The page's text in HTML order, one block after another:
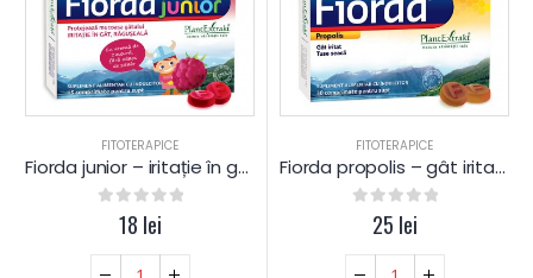
FITOTERAPICE
Fiorda junior – iritație în gât, răgușeală, tuse – comprimate pentru supt
out of 5
18 lei
FITOTERAPICE
Fiorda propolis – gât iritat, tuse seacă – comprimate pentru supt
out of 5
25 lei